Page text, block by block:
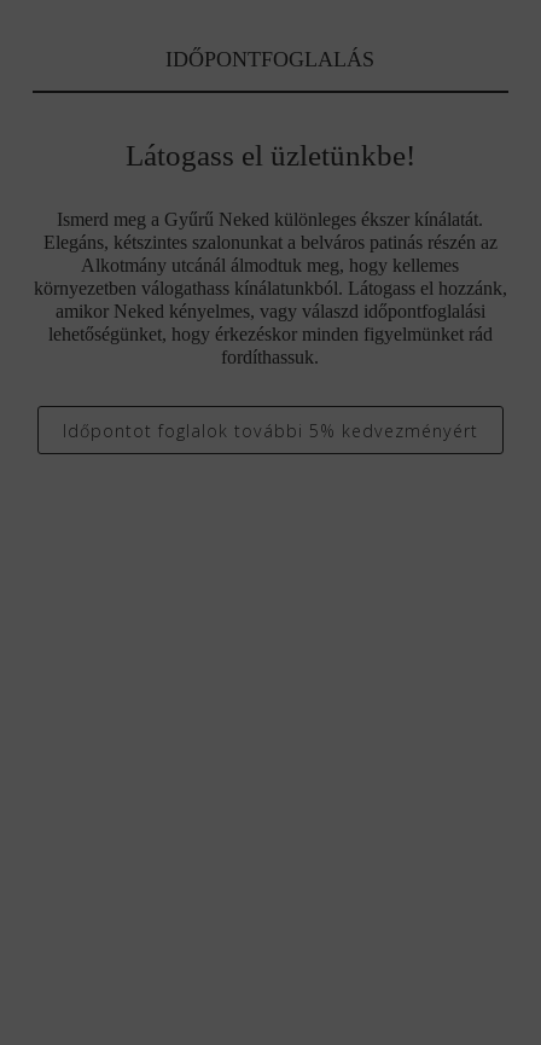
IDŐPONTFOGLALÁS
Látogass el üzletünkbe!
Ismerd meg a Gyűrű Neked különleges ékszer kínálatát.
Elegáns, kétszintes szalonunkat a belváros patinás részén az
Alkotmány utcánál álmodtuk meg, hogy kellemes
környezetben válogathass kínálatunkból. Látogass el hozzánk,
amikor Neked kényelmes, vagy válaszd időpontfoglalási
lehetőségünket, hogy érkezéskor minden figyelmünket rád
fordíthassuk.
Időpontot foglalok további 5% kedvezményért